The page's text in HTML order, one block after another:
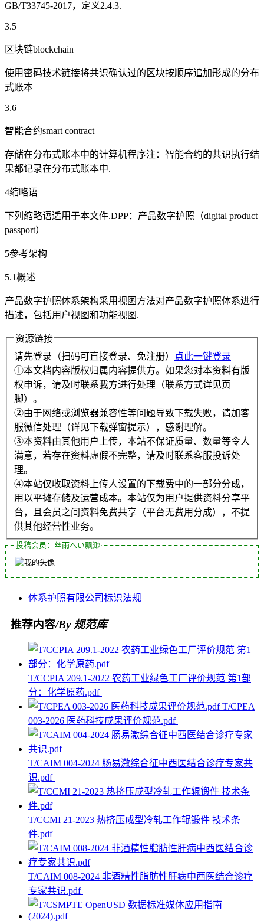
GB/T33745-2017，定义2.4.3.
3.5
区块链blockchain
使用密码技术链接将共识确认过的区块按顺序追加形成的分布
式账本
3.6
智能合约smart contract
存储在分布式账本中的计算机程序注：智能合约的共识执行结
果都记录在分布式账本中.
4缩略语
下列缩略语适用于本文件.DPP：产品数字护照（digital product
passport）
5参考架构
5.1概述
产品数字护照体系架构采用视图方法对产品数字护照体系进行
描述，包括用户视图和功能视图.
资源链接
请先登录（扫码可直接登录、免注册）
点此一键登录
①本文档内容版权归属内容提供方。如果您对本资料有版
权申诉，请及时联系我方进行处理（联系方式详见页
脚）。
②由于网络或浏览器兼容性等问题导致下载失败，请加客
服微信处理（详见下载弹窗提示），感谢理解。
③本资料由其他用户上传，本站不保证质量、数量等令人
满意，若存在资料虚假不完整，请及时联系客服投诉处
理。
④本站仅收取资料上传人设置的下载费中的一部分分成，
用以平摊存储及运营成本。本站仅为用户提供资料分享平
台，且会员之间资料免费共享（平台无费用分成），不提
供其他经营性业务。
投稿会员：丝雨へい飘渺
体系护照有限公司标识法规
推荐内容/By 规范库
T/CCPIA 209.1-2022 农药工业绿色工厂评价规范 第1部
分：化学原药.pdf
T/CPEA
003-2026 医药科技成果评价规范.pdf
T/CAIM 004-2024 肠易激综合征中西医结合诊疗专家共
识.pdf
T/CCMI 21-2023 热挤压成型冷轧工作辊锻件 技术条
件.pdf
T/CAIM 008-2024 非酒精性脂肪性肝病中西医结合诊疗
专家共识.pdf